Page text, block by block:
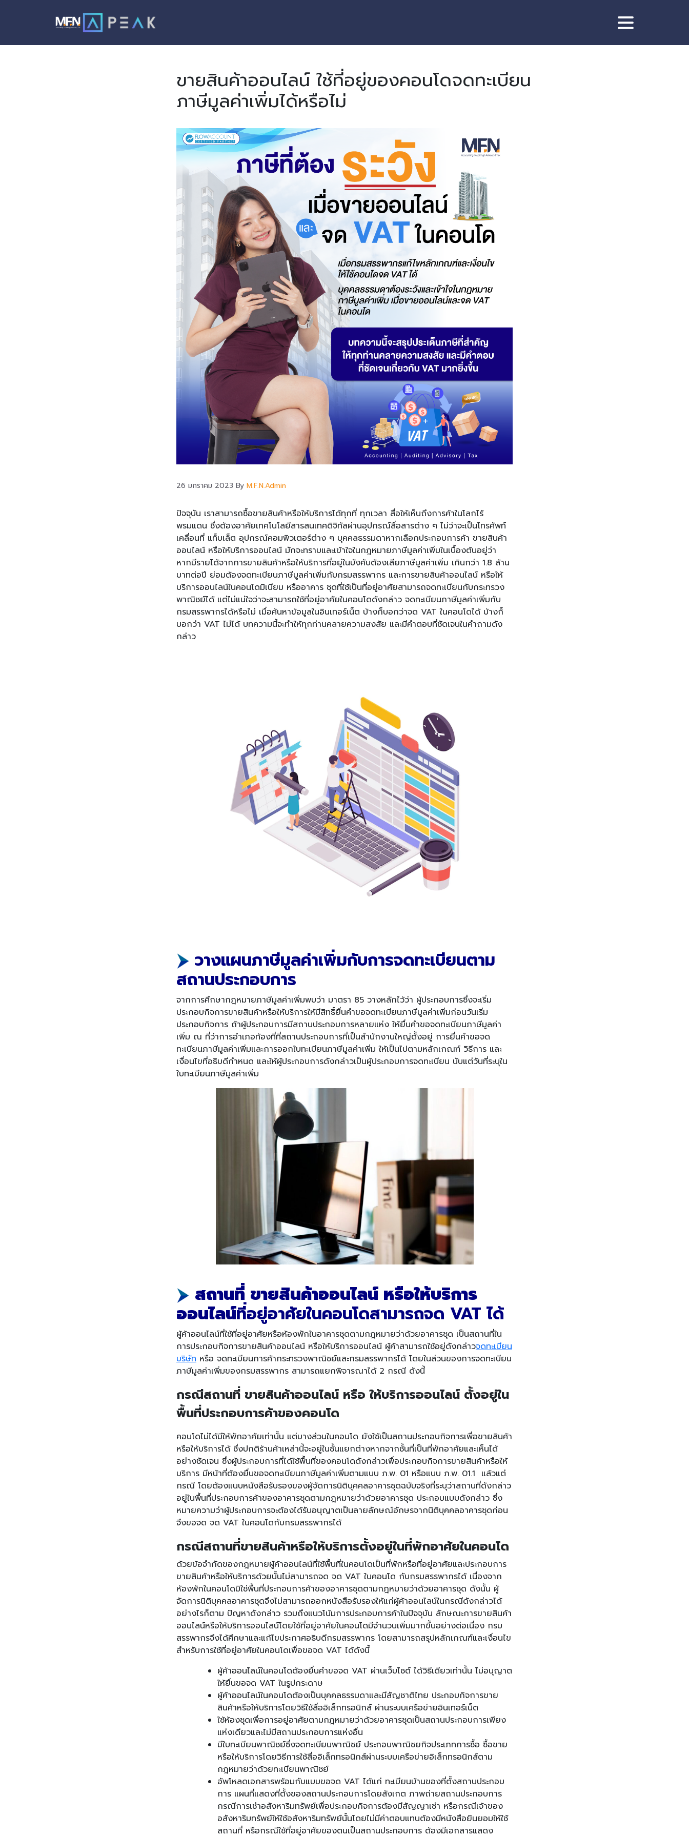
ขายสินค้าออนไลน์ ใช้ที่อยู่ของคอนโดจดทะเบียน
ภาษีมูลค่าเพิ่มได้หรือไม่
26 มกราคม 2023 By M.F.N.Admin
ปัจจุบัน เราสามารถซื้อขายสินค้าหรือให้บริการได้ทุกที่ ทุกเวลา สื่อให้เห็นถึงการค้าในโลกไร้
พรมแดน ซึ่งต้องอาศัยเทคโนโลยีสารสนเทศดิจิทัลผ่านอุปกรณ์สื่อสารต่าง ๆ ไม่ว่าจะเป็นโทรศัพท์
เคลื่อนที่ แท็บเล็ต อุปกรณ์คอมพิวเตอร์ต่าง ๆ บุคคลธรรมดาหากเลือกประกอบการค้า ขายสินค้า
ออนไลน์ หรือให้บริการออนไลน์ มักจะทราบและเข้าใจในกฎหมายภาษีมูลค่าเพิ่มในเบื้องต้นอยู่ว่า
หากมีรายได้จากการขายสินค้าหรือให้บริการที่อยู่ในบังคับต้องเสียภาษีมูลค่าเพิ่ม เกินกว่า 1.8 ล้าน
บาทต่อปี ย่อมต้องจดทะเบียนภาษีมูลค่าเพิ่มกับกรมสรรพากร และการขายสินค้าออนไลน์ หรือให้
บริการออนไลน์ในคอนโดมิเนียม หรืออาคาร ชุดที่ใช้เป็นที่อยู่อาศัยสามารถจดทะเบียนกับกระทรวง
พาณิชย์ได้ แต่ไม่แน่ใจว่าจะสามารถใช้ที่อยู่อาศัยในคอนโดดังกล่าว จดทะเบียนภาษีมูลค่าเพิ่มกับ
กรมสรรพากรได้หรือไม่ เมื่อค้นหาข้อมูลในอินเทอร์เน็ต บ้างก็บอกว่าจด VAT ในคอนโดได้ บ้างก็
บอกว่า VAT ไม่ได้ บทความนี้จะทำให้ทุกท่านคลายความสงสัย และมีคำตอบที่ชัดเจนในคำถามดัง
กล่าว
วางแผนภาษีมูลค่าเพิ่มกับการจดทะเบียนตาม
สถานประกอบการ
จากการศึกษากฎหมายภาษีมูลค่าเพิ่มพบว่า มาตรา 85 วางหลักไว้ว่า ผู้ประกอบการซึ่งจะเริ่ม
ประกอบกิจการขายสินค้าหรือให้บริการให้มีสิทธิ์ยื่นคำขอจดทะเบียนภาษีมูลค่าเพิ่มก่อนวันเริ่ม
ประกอบกิจการ ถ้าผู้ประกอบการมีสถานประกอบการหลายแห่ง ให้ยื่นคำขอจดทะเบียนภาษีมูลค่า
เพิ่ม ณ ที่ว่าการอำเภอท้องที่ที่สถานประกอบการที่เป็นสำนักงานใหญ่ตั้งอยู่ การยื่นคำขอจด
ทะเบียนภาษีมูลค่าเพิ่มและการออกใบทะเบียนภาษีมูลค่าเพิ่ม ให้เป็นไปตามหลักเกณฑ์ วิธีการ และ
เงื่อนไขที่อธิบดีกำหนด และให้ผู้ประกอบการดังกล่าวเป็นผู้ประกอบการจดทะเบียน นับแต่วันที่ระบุใน
ใบทะเบียนภาษีมูลค่าเพิ่ม
สถานที่ ขายสินค้าออนไลน์ หรือให้บริการ
ออนไลน์ที่อยู่อาศัยในคอนโดสามารถจด VAT ได้
ผู้ค้าออนไลน์ที่ใช้ที่อยู่อาศัยหรือห้องพักในอาคารชุดตามกฎหมายว่าด้วยอาคารชุด เป็นสถานที่ใน
การประกอบกิจการขายสินค้าออนไลน์ หรือให้บริการออนไลน์ ผู้ค้าสามารถใช้อยู่ดังกล่าวจดทะเบียน
บริษัท หรือ จดทะเบียนการค้ากระทรวงพาณิชย์และกรมสรรพากรได้ โดยในส่วนของการจดทะเบียน
ภาษีมูลค่าเพิ่มของกรมสรรพากร สามารถแยกพิจารณาได้ 2 กรณี ดังนี้
กรณีสถานที่ ขายสินค้าออนไลน์ หรือ ให้บริการออนไลน์ ตั้งอยู่ใน
พื้นที่ประกอบการค้าของคอนโด
คอนโดไม่ได้มีให้พักอาศัยเท่านั้น แต่บางส่วนในคอนโด ยังใช้เป็นสถานประกอบกิจการเพื่อขายสินค้า
หรือให้บริการได้ ซึ่งปกติร้านค้าเหล่านี้จะอยู่ในชั้นแยกต่างหากจากชั้นที่เป็นที่พักอาศัยและเห็นได้
อย่างชัดเจน ซึ่งผู้ประกอบการที่ได้ใช้พื้นที่ของคอนโดดังกล่าวเพื่อประกอบกิจการขายสินค้าหรือให้
บริการ มีหน้าที่ต้องยื่นขอจดทะเบียนภาษีมูลค่าเพิ่มตามแบบ ภ.พ. 01 หรือแบบ ภ.พ. 01.1 แล้วแต่
กรณี โดยต้องแนบหนังสือรับรองของผู้จัดการนิติบุคคลอาคารชุดฉบับจริงที่ระบุว่าสถานที่ดังกล่าว
อยู่ในพื้นที่ประกอบการค้าของอาคารชุดตามกฎหมายว่าด้วยอาคารชุด ประกอบแบบดังกล่าว ซึ่ง
หมายความว่าผู้ประกอบการจะต้องได้รับอนุญาตเป็นลายลักษณ์อักษรจากนิติบุคคลอาคารชุดก่อน
จึงขอจด จด VAT ในคอนโดกับกรมสรรพากรได้
กรณีสถานที่ขายสินค้าหรือให้บริการตั้งอยู่ในที่พักอาศัยในคอนโด
ด้วยข้อจำกัดของกฎหมายผู้ค้าออนไลน์ที่ใช้พื้นที่ในคอนโดเป็นที่พักหรือที่อยู่อาศัยและประกอบการ
ขายสินค้าหรือให้บริการด้วยนั้นไม่สามารถจด จด VAT ในคอนโด กับกรมสรรพากรได้ เนื่องจาก
ห้องพักในคอนโดมิใช่พื้นที่ประกอบการค้าของอาคารชุดตามกฎหมายว่าด้วยอาคารชุด ดังนั้น ผู้
จัดการนิติบุคคลอาคารชุดจึงไม่สามารถออกหนังสือรับรองให้แก่ผู้ค้าออนไลน์ในกรณีดังกล่าวได้
อย่างไรก็ตาม ปัญหาดังกล่าว รวมถึงแนวโน้มการประกอบการค้าในปัจจุบัน ลักษณะการขายสินค้า
ออนไลน์หรือให้บริการออนไลน์โดยใช้ที่อยู่อาศัยในคอนโดมีจำนวนเพิ่มมากขึ้นอย่างต่อเนื่อง กรม
สรรพากรจึงได้ศึกษาและแก้ไขประกาศอธิบดีกรมสรรพากร โดยสามารถสรุปหลักเกณฑ์และเงื่อนไข
สำหรับการใช้ที่อยู่อาศัยในคอนโดเพื่อขอจด VAT ได้ดังนี้
ผู้ค้าออนไลน์ในคอนโดต้องยื่นคำขอจด VAT ผ่านเว็บไซต์ ได้วิธีเดียวเท่านั้น ไม่อนุญาต
ให้ยื่นขอจด VAT ในรูปกระดาษ
ผู้ค้าออนไลน์ในคอนโดต้องเป็นบุคคลธรรมดาและมีสัญชาติไทย ประกอบกิจการขาย
สินค้าหรือให้บริการโดยวิธีใช้สื่ออิเล็กทรอนิกส์ ผ่านระบบเครือข่ายอินเทอร์เน็ต
ใช้ห้องชุดเพื่อการอยู่อาศัยตามกฎหมายว่าด้วยอาคารชุดเป็นสถานประกอบการเพียง
แห่งเดียวและไม่มีสถานประกอบการแห่งอื่น
มีใบทะเบียนพาณิชย์ซึ่งจดทะเบียนพาณิชย์ ประกอบพาณิชยกิจประเภทการซื้อ ซื้อขาย
หรือให้บริการโดยวิธีการใช้สื่ออิเล็กทรอนิกส์ผ่านระบบเครือข่ายอิเล็กทรอนิกส์ตาม
กฎหมายว่าด้วยทะเบียนพาณิชย์
อัพโหลดเอกสารพร้อมกับแบบขอจด VAT ได้แก่ ทะเบียนบ้านของที่ตั้งสถานประกอบ
การ แผนที่แสดงที่ตั้งของสถานประกอบการโดยสังเกต ภาพถ่ายสถานประกอบการ
กรณีการเช่าอสังหาริมทรัพย์เพื่อประกอบกิจการต้องมีสัญญาเช่า หรือกรณีเจ้าของ
อสังหาริมทรัพย์ให้ใช้อสังหาริมทรัพย์นั้นโดยไม่มีค่าตอบแทนต้องมีหนังสือยินยอมให้ใช้
สถานที่ หรือกรณีใช้ที่อยู่อาศัยของตนเป็นสถานประกอบการ ต้องมีเอกสารแสดง